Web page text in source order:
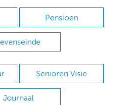
Pensioen
Senioren Visie
Journaal